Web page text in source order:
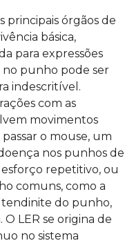
principais órgãos de
básica,
para expressões
no punho pode ser
indescritível.
com as
movimentos
o mouse, um
nos punhos de
repetitivo, ou
comuns, como a
do punho,
LER se origina de
no sistema